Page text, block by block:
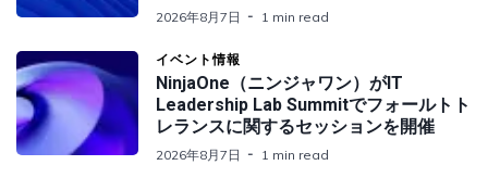
2026年8月7日 1 min read
イベント情報
NinjaOne（ニンジャワン）がIT
Leadership Lab Summitでフォールトト
レランスに関するセッションを開催
2026年8月7日 1 min read